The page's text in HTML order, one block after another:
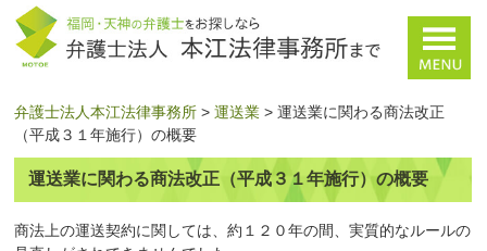
弁護士法人本江法律事務所 >運送業 >運送業に関わる商法改正
（平成３１年施行）の概要
運送業に関わる商法改正（平成３１年施行）の概要
商法上の運送契約に関しては、約１２０年の間、実質的なルールの